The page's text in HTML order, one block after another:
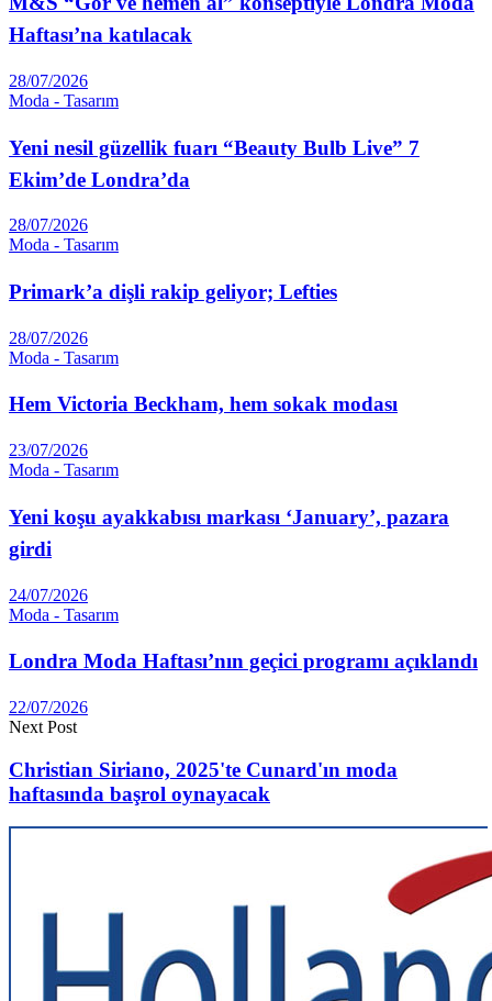
Haftası’na katılacak
28/07/2026
Moda - Tasarım
Yeni nesil güzellik fuarı “Beauty Bulb Live” 7
Ekim’de Londra’da
28/07/2026
Moda - Tasarım
Primark’a dişli rakip geliyor; Lefties
28/07/2026
Moda - Tasarım
Hem Victoria Beckham, hem sokak modası
23/07/2026
Moda - Tasarım
Yeni koşu ayakkabısı markası ‘January’, pazara
girdi
24/07/2026
Moda - Tasarım
Londra Moda Haftası’nın geçici programı açıklandı
22/07/2026
Next Post
Christian Siriano, 2025'te Cunard'ın moda
haftasında başrol oynayacak